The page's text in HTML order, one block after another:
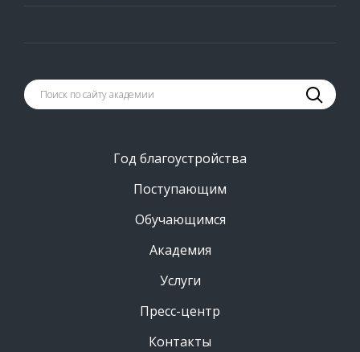
Год благоустройства
Поступающим
Обучающимся
Академия
Услуги
Пресс-центр
Контакты